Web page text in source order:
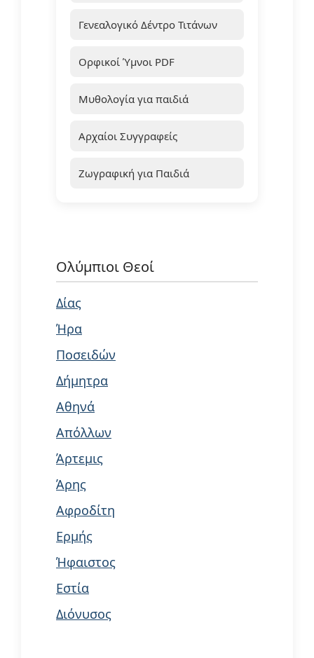
Γενεαλογικό Δέντρο Τιτάνων
Ορφικοί Ύμνοι PDF
Μυθολογία για παιδιά
Αρχαίοι Συγγραφείς
Ζωγραφική για Παιδιά
Ολύμπιοι Θεοί
Δίας
Ήρα
Ποσειδών
Δήμητρα
Αθηνά
Απόλλων
Άρτεμις
Άρης
Αφροδίτη
Ερμής
Ήφαιστος
Εστία
Διόνυσος